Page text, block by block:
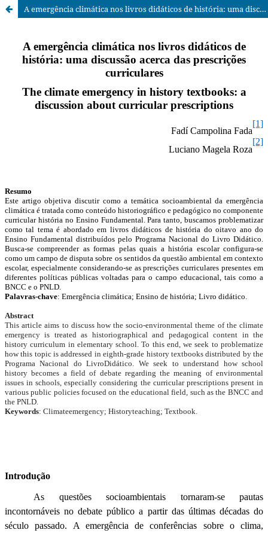
A emergência climática nos livros didáticos de história: uma discussão acerca das prescrições curriculares